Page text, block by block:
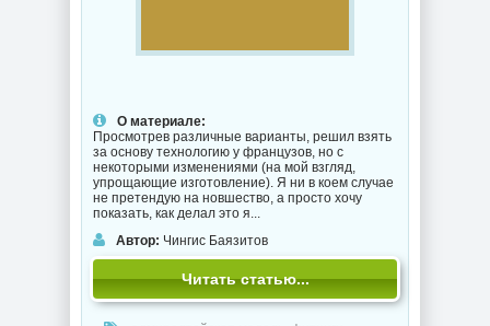
О материале:
Просмотрев различные варианты, решил взять
за основу технологию у французов, но с
некоторыми изменениями (на мой взгляд,
упрощающие изготовление). Я ни в коем случае
не претендую на новшество, а просто хочу
показать, как делал это я...
Автор: Чингис Баязитов
Читать статью...